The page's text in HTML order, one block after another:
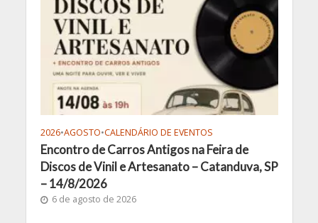
2026•AGOSTO•CALENDÁRIO DE EVENTOS
Encontro de Carros Antigos na Feira de
Discos de Vinil e Artesanato – Catanduva, SP
– 14/8/2026
6 de agosto de 2026